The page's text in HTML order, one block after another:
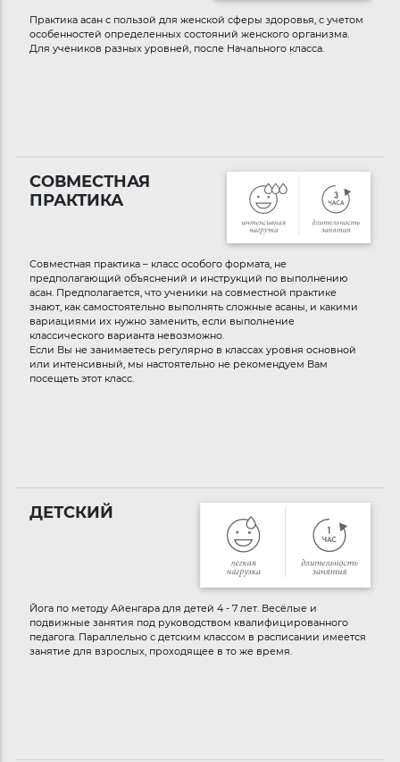
Практика асан с пользой для женской сферы здоровья, с учетом
особенностей определенных состояний женского организма.
Для учеников разных уровней, после Начального класса.
СОВМЕСТНАЯ
ПРАКТИКА
Совместная практика – класс особого формата, не
предполагающий объяснений и инструкций по выполнению
асан. Предполагается, что ученики на совместной практике
знают, как самостоятельно выполнять сложные асаны, и какими
вариациями их нужно заменить, если выполнение
классического варианта невозможно.
Если Вы не занимаетесь регулярно в классах уровня основной
или интенсивный, мы настоятельно не рекомендуем Вам
посещеть этот класс.
ДЕТСКИЙ
Йога по методу Айенгара для детей 4 - 7 лет. Весёлые и
подвижные занятия под руководством квалифицированного
педагога. Параллельно с детским классом в расписании имеется
занятие для взрослых, проходящее в то же время.